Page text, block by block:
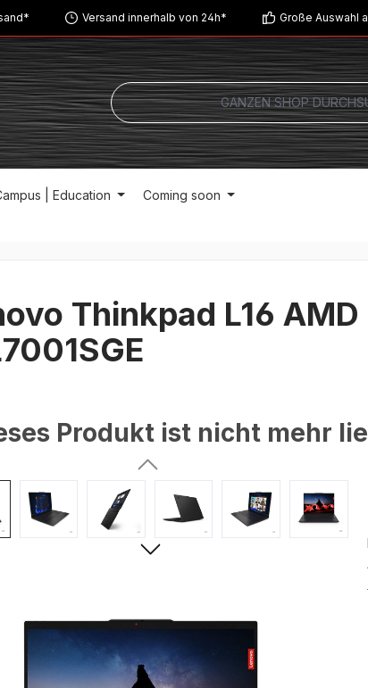
Versand innerhalb von 24h* Große Auswahl
| Education Coming soon
Thinkpad L16 AMD
Produkt ist nicht mehr
überspringen